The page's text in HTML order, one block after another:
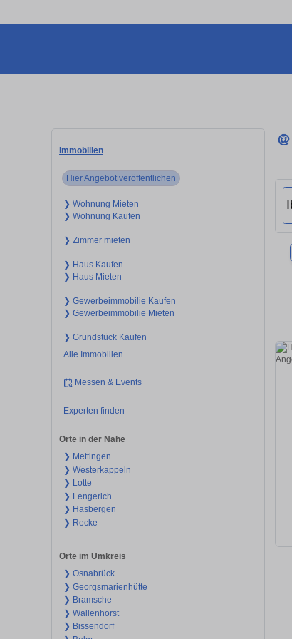
Immobilien
Hier Angebot veröffentlichen
❯ Wohnung Mieten
❯ Wohnung Kaufen
❯ Zimmer mieten
❯ Haus Kaufen
❯ Haus Mieten
❯ Gewerbeimmobilie Kaufen
❯ Gewerbeimmobilie Mieten
❯ Grundstück Kaufen
Alle Immobilien
Messen & Events
Experten finden
Orte in der Nähe
❯ Mettingen
❯ Westerkappeln
❯ Lotte
❯ Lengerich
❯ Hasbergen
❯ Recke
Orte im Umkreis
❯ Osnabrück
❯ Georgsmarienhütte
❯ Bramsche
❯ Wallenhorst
❯ Bissendorf